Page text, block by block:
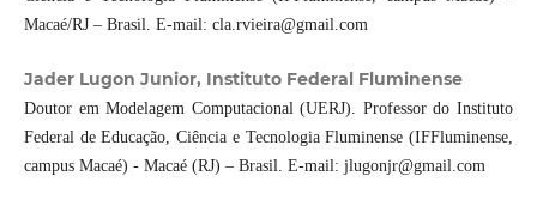
Macaé/RJ – Brasil. E-mail: cla.rvieira@gmail.com
Jader Lugon Junior, Instituto Federal Fluminense
Doutor em Modelagem Computacional (UERJ). Professor do Instituto
Federal de Educação, Ciência e Tecnologia Fluminense (IFFluminense,
campus Macaé) - Macaé (RJ) – Brasil. E-mail: jlugonjr@gmail.com